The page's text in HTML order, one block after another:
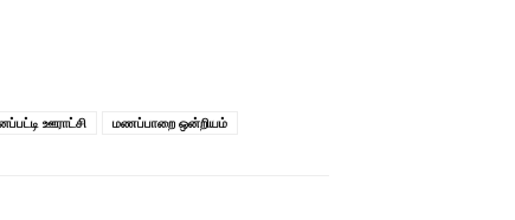
ஊராட்சி மணப்பாறை ஒன்றியம்